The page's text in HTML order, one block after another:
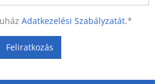
Adatkezelési Szabályzatát.*
Feliratkozás